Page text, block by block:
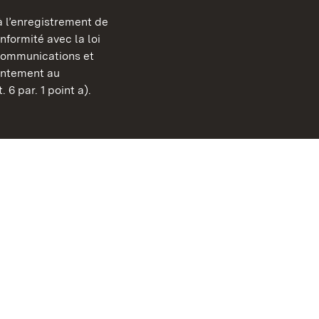
l’enregistrement de
avec la loi
et
au
6 par. 1 point a).
BITV-konform (geprüfte